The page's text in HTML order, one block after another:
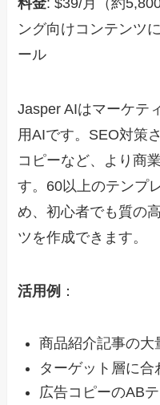
ング向けコンテンツ
ール
Jasper AIはマーケテ
用AIです。SEO対策
コピーなど、より商
す。60以上のテンプ
め、初心者でも質の
ツを作成できます。
活用例 ：
商品紹介記事の大
ターゲット層に
広告コピーのAB